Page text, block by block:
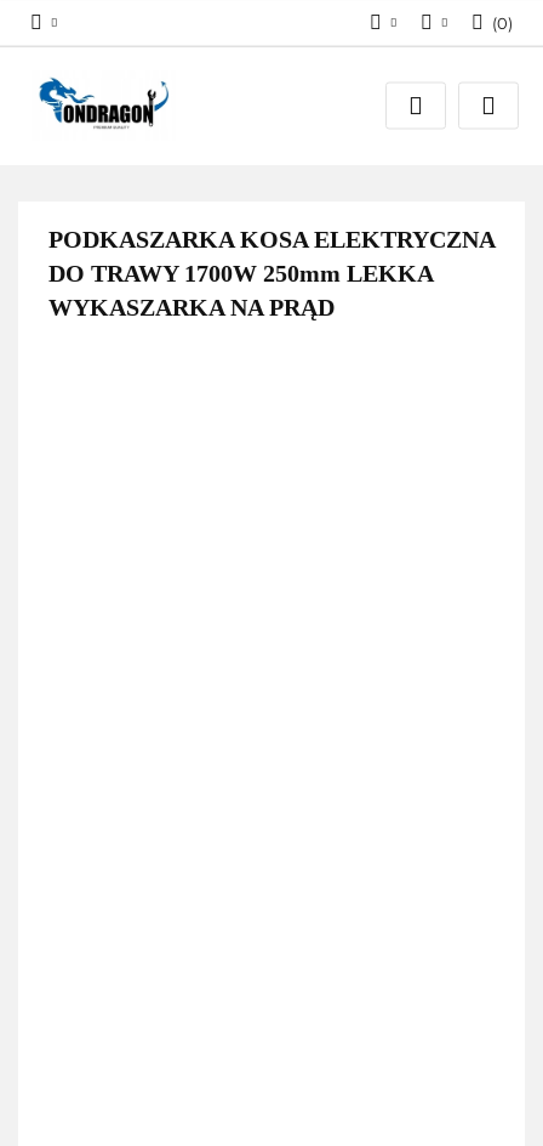
PLN
Zaloguj się
Załóż konto
(0)
PODKASZARKA KOSA ELEKTRYCZNA
DO TRAWY 1700W 250mm LEKKA
WYKASZARKA NA PRĄD